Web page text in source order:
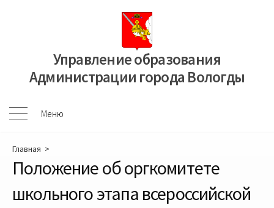
Управление образования
Администрации города Вологды
Меню
Меню
Главная >
Положение об оргкомитете
школьного этапа всероссийской